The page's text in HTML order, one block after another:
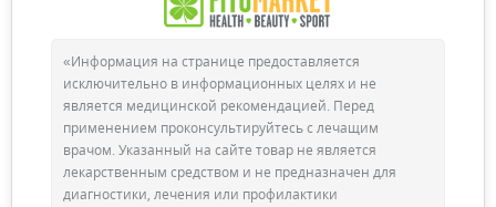
«Информация на странице предоставляется
исключительно в информационных целях и не
является медицинской рекомендацией. Перед
применением проконсультируйтесь с лечащим
врачом. Указанный на сайте товар не является
лекарственным средством и не предназначен для
диагностики, лечения или профилактики